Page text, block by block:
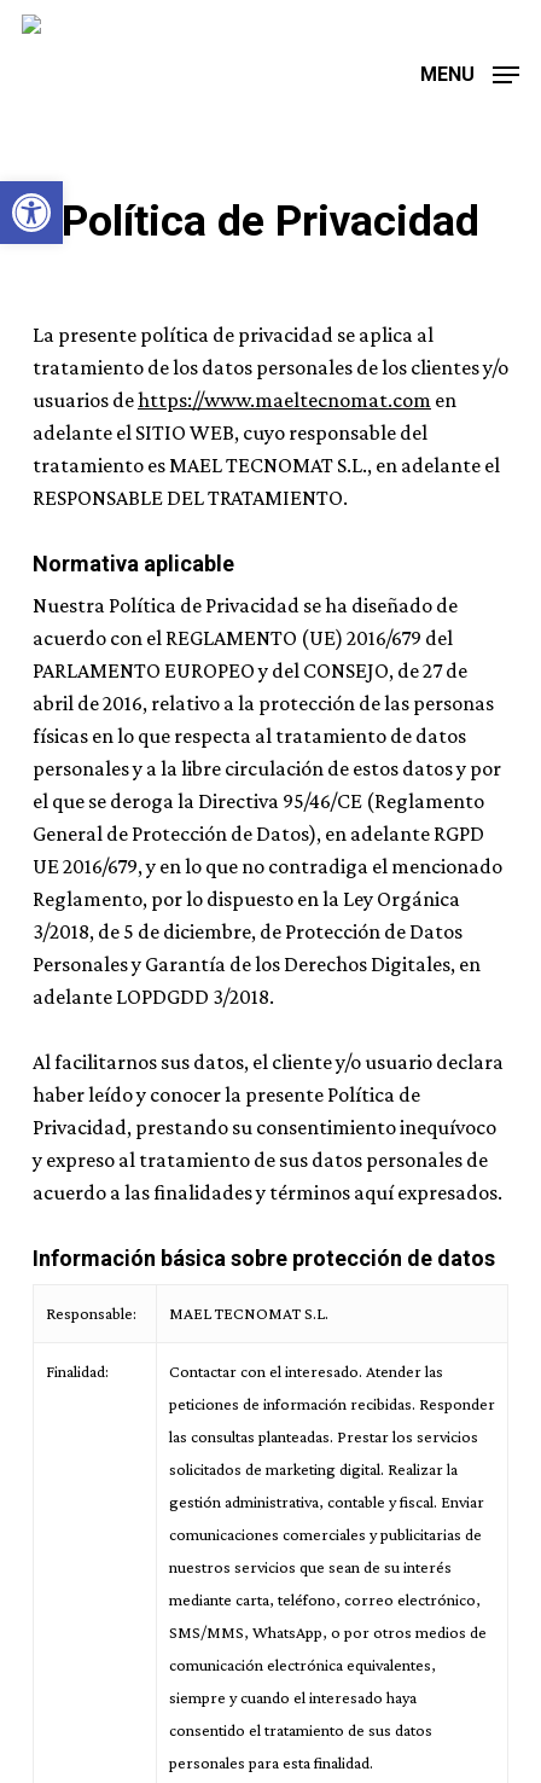
Skip
MENU
Política de Privacidad
La presente política de privacidad se aplica al
tratamiento de los datos personales de los clientes y/o
usuarios dehttps://www.maeltecnomat.comen
adelante el SITIO WEB, cuyo responsable del
tratamiento es MAEL TECNOMAT S.L., en adelante el
RESPONSABLE DEL TRATAMIENTO.
Normativa aplicable
Nuestra Política de Privacidad se ha diseñado de
acuerdo con el REGLAMENTO (UE) 2016/679 del
PARLAMENTO EUROPEO y del CONSEJO, de 27 de
abril de 2016, relativo a la protección de las personas
físicas en lo que respecta al tratamiento de datos
personales y a la libre circulación de estos datos y por
el que se deroga la Directiva 95/46/CE (Reglamento
General de Protección de Datos), en adelante RGPD
UE 2016/679, y en lo que no contradiga el mencionado
Reglamento, por lo dispuesto en la Ley Orgánica
3/2018, de 5 de diciembre, de Protección de Datos
Personales y Garantía de los Derechos Digitales, en
adelante LOPDGDD 3/2018.
Al facilitarnos sus datos, el cliente y/o usuario declara
haber leído y conocer la presente Política de
Privacidad, prestando su consentimiento inequívoco
y expreso al tratamiento de sus datos personales de
acuerdo a las finalidades y términos aquí expresados.
Información básica sobre protección de datos
Responsable: MAEL TECNOMAT S.L.
Finalidad:
Contactar con el interesado. Atender las
peticiones de información recibidas. Responder
las consultas planteadas. Prestar los servicios
solicitados de marketing digital. Realizar la
gestión administrativa, contable y fiscal. Enviar
comunicaciones comerciales y publicitarias de
nuestros servicios que sean de su interés
mediante carta, teléfono, correo electrónico,
SMS/MMS, WhatsApp, o por otros medios de
comunicación electrónica equivalentes,
siempre y cuando el interesado haya
consentido el tratamiento de sus datos
personales para esta finalidad.
Abrir barra de herramientas